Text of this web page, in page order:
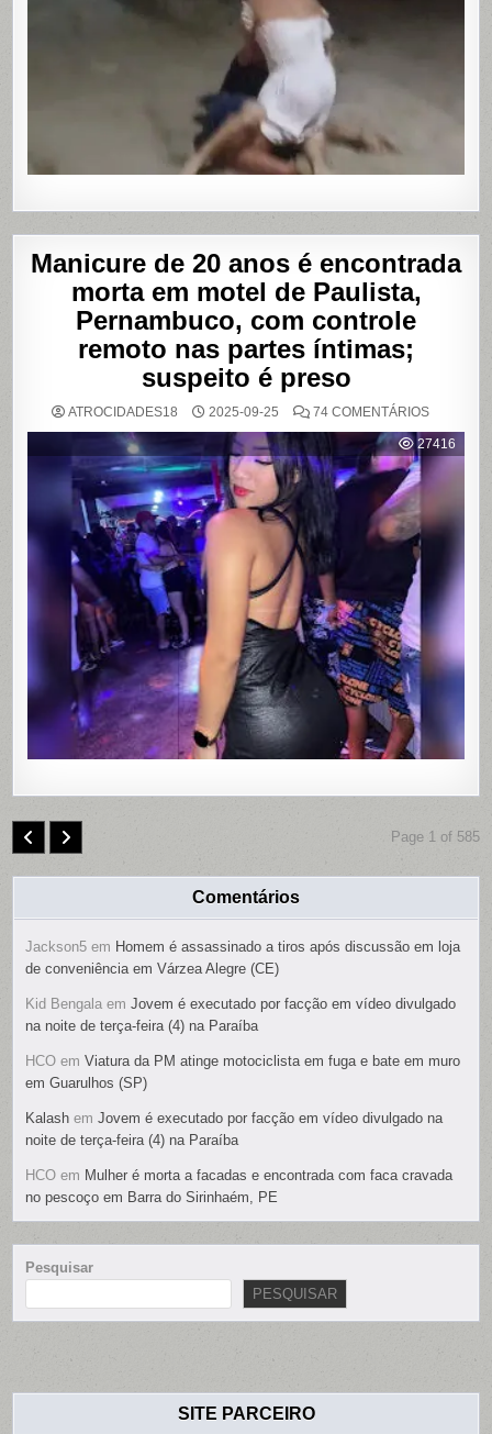
Manicure de 20 anos é encontrada
morta em motel de Paulista,
Pernambuco, com controle
remoto nas partes íntimas;
suspeito é preso
ATROCIDADES18 2025-09-25 74 COMENTÁRIOSEM
DE
20
ANOS
EM
MOTEL
COM
REMOTO
PARTES
É
27416
Page 1 of 585
Comentários
Jackson5 em Homem é assassinado a tiros após discussão em loja
de conveniência em Várzea Alegre (CE)
Kid Bengala emJovem é executado por facção em vídeo divulgado
na noite de terça-feira (4) na Paraíba
HCO emViatura da PM atinge motociclista em fuga e bate em muro
em Guarulhos (SP)
Kalash emJovem é executado por facção em vídeo divulgado na
noite de terça-feira (4) na Paraíba
HCO em Mulher é morta a facadas e encontrada com faca cravada
no pescoço em Barra do Sirinhaém, PE
Pesquisar
PESQUISAR
SITE PARCEIRO